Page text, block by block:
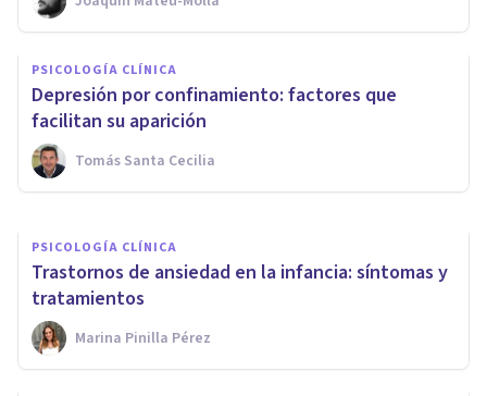
PSICOLOGÍA CLÍNICA
Depresión por confinamiento: factores que
facilitan su aparición
Tomás Santa Cecilia
ENTREVISTAS
Nacho Coller: 'Creí que al ser
psicólogo controlaría mi
depresión; qué error'
Psicología Y Mente
PSICOLOGÍA CLÍNICA
Trastornos de ansiedad en la infancia: síntomas y
tratamientos
Marina Pinilla Pérez